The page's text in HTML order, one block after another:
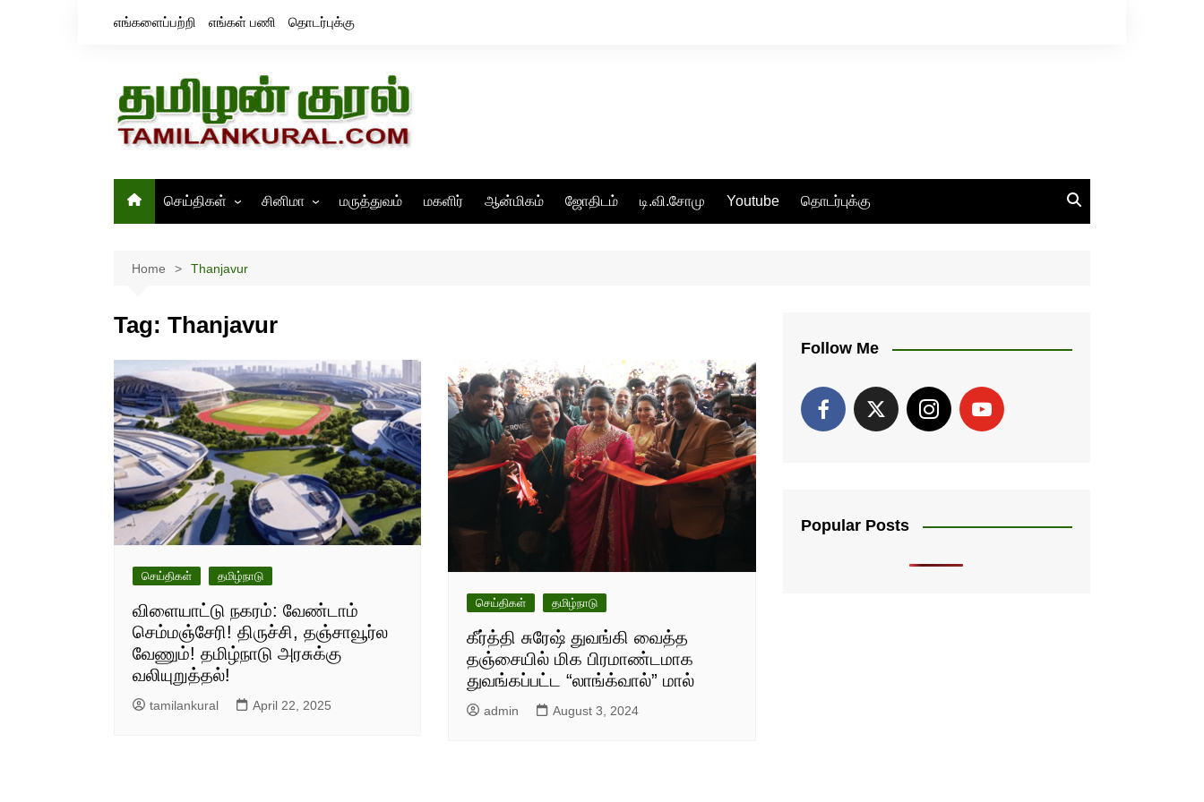
எங்களைப்பற்றி எங்கள் பணி தொடர்புக்கு
செய்திகள்
இந்தியா
சினிமா மருத்துவம் மகளிர் ஆன்மிகம் ஜோதிடம் டி.வி.சோமு Youtube தொடர்புக்கு
Home Thanjavur
Tag: Thanjavur
செய்திகள் தமிழ்நாடு
விளையாட்டு நகரம்: வேண்டாம்
செம்மஞ்சேரி! திருச்சி, தஞ்சாவூர்ல
வேணும்! தமிழ்நாடு அரசுக்கு
வலியுறுத்தல்!
tamilankural April 22, 2025
செய்திகள் தமிழ்நாடு
கீர்த்தி சுரேஷ் துவங்கி வைத்த
தஞ்சையில் மிக பிரமாண்டமாக
துவங்கப்பட்ட “லாங்க்வால்” மால்
admin August 3, 2024
Follow Me
Popular Posts